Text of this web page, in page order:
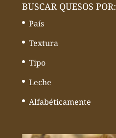
BUSCAR QUESOS POR:
País
Textura
Tipo
Leche
Alfabéticamente